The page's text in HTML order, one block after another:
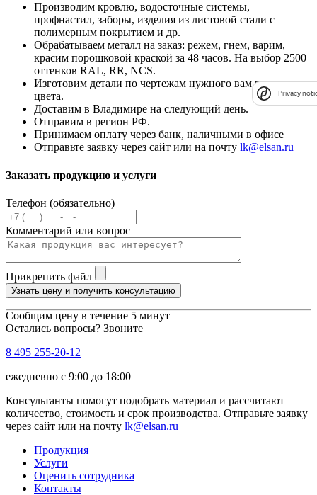
Производим кровлю, водосточные системы,
профнастил, заборы, изделия из листовой стали с
полимерным покрытием и др.
Обрабатываем металл на заказ: режем, гнем, варим,
красим порошковой краской за 48 часов. На выбор 2500
оттенков RAL, RR, NCS.
Изготовим детали по чертежам нужного вам размера и
цвета.
Доставим в Владимире на следующий день.
Отправим в регион РФ.
Принимаем оплату через банк, наличными в офисе
Отправьте заявку через сайт или на почту lk@elsan.ru
Заказать продукцию и услуги
Телефон (обязательно)
Комментарий или вопрос
Прикрепить файл
Узнать цену и получить консультацию
Сообщим цену в течение 5 минут
Остались вопросы? Звоните
8 495 255-20-12
ежедневно с 9:00 до 18:00
Консультанты помогут подобрать материал и рассчитают
количество, стоимость и срок производства. Отправьте заявку
через сайт или на почту lk@elsan.ru
Продукция
Услуги
Оценить сотрудника
Контакты
Privacy